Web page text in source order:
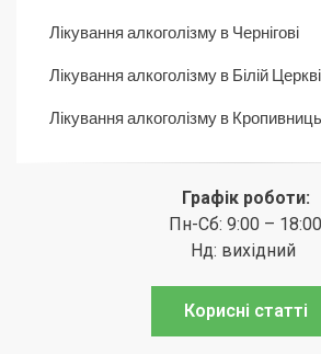
Лікування алкоголізму в Чернігові
Лікування алкоголізму в Білій Церкві
Лікування алкоголізму в
Графік роботи:
Пн-Сб: 9:00 – 18:00
Нд: вихідний
Корисні статті